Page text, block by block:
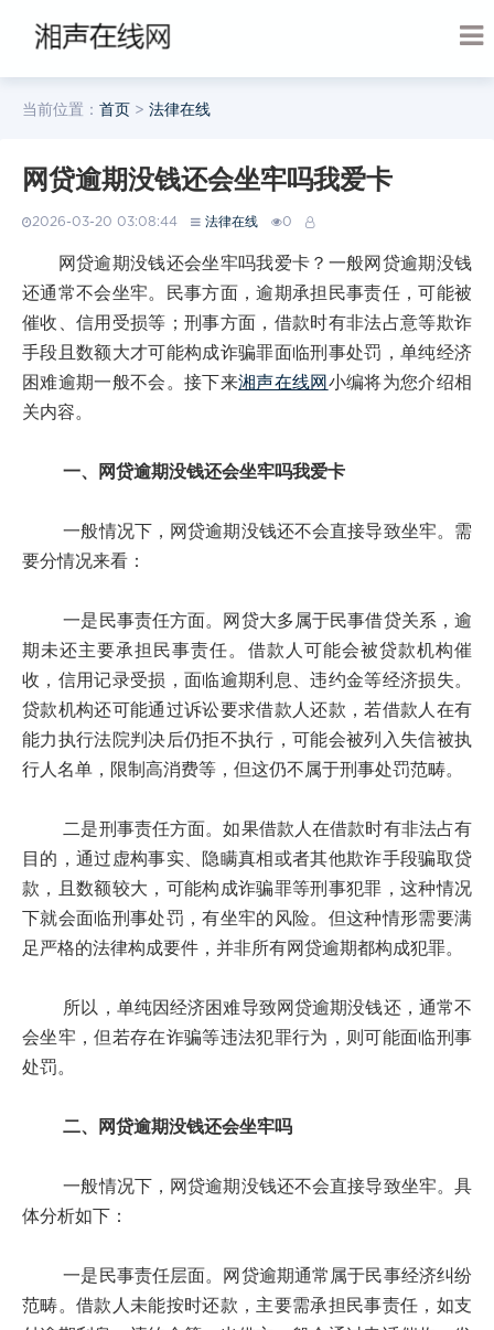
当前位置： 首页 > 法律在线
网贷逾期没钱还会坐牢吗我爱卡
2026-03-20 03:08:44 法律在线 0
网贷逾期没钱还会坐牢吗我爱卡？一般网贷逾期没钱
还通常不会坐牢。民事方面，逾期承担民事责任，可能被
催收、信用受损等；刑事方面，借款时有非法占意等欺诈
手段且数额大才可能构成诈骗罪面临刑事处罚，单纯经济
困难逾期一般不会。接下来湘声在线网 小编将为您介绍相
关内容。
一、网贷逾期没钱还会坐牢吗我爱卡
一般情况下，网贷逾期没钱还不会直接导致坐牢。需
要分情况来看：
一是民事责任方面。网贷大多属于民事借贷关系，逾
期未还主要承担民事责任。借款人可能会被贷款机构催
收，信用记录受损，面临逾期利息、违约金等经济损失。
贷款机构还可能通过诉讼要求借款人还款，若借款人在有
能力执行法院判决后仍拒不执行，可能会被列入失信被执
行人名单，限制高消费等，但这仍不属于刑事处罚范畴。
二是刑事责任方面。如果借款人在借款时有非法占有
目的，通过虚构事实、隐瞒真相或者其他欺诈手段骗取贷
款，且数额较大，可能构成诈骗罪等刑事犯罪，这种情况
下就会面临刑事处罚，有坐牢的风险。但这种情形需要满
足严格的法律构成要件，并非所有网贷逾期都构成犯罪。
所以，单纯因经济困难导致网贷逾期没钱还，通常不
会坐牢，但若存在诈骗等违法犯罪行为，则可能面临刑事
处罚。
二、网贷逾期没钱还会坐牢吗
一般情况下，网贷逾期没钱还不会直接导致坐牢。具
体分析如下：
一是民事责任层面。网贷逾期通常属于民事经济纠纷
范畴。借款人未能按时还款，主要需承担民事责任，如支